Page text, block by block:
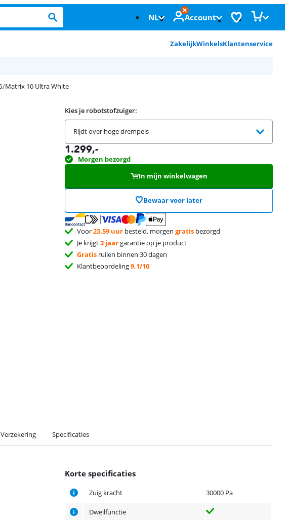
NL Account
ZakelijkWinkelsKlantenservice
Matrix 10 Ultra White
Kies je robotstofzuiger:
Rijdt over hoge drempels
1.299,-
Morgen bezorgd
In mijn winkelwagen
Bewaar voor later
Voor23.59 uur besteld, morgengratis bezorgd
Je krijgt2 jaargarantie op je product
Gratis ruilen binnen 30 dagen
Klantbeoordeling9,1/10
Verzekering Specificaties
Korte specificaties
Zuig kracht 30000 Pa
Dweilfunctie